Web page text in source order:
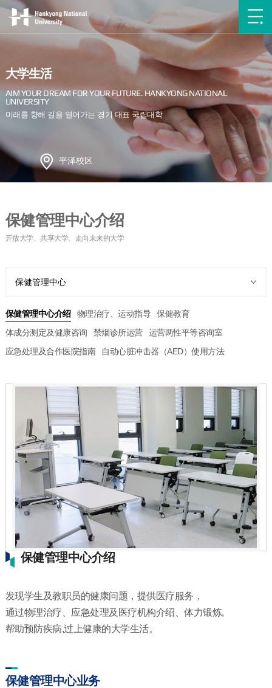
大学生活
平泽校区
保健管理中心介绍
保健管理中心
保健管理中心介绍 物理治疗、运动指导
保健教育
体成分测定及健康咨询
禁烟诊所运营
运营两性平等咨询室
应急处理及合作医院指南
自动心脏冲击器（AED）使用方法
保健管理中心介绍
发现学生及教职员的健康问题，提供医疗服务，
通过物理治疗、应急处理及医疗机构介绍、体力锻炼,
帮助预防疾病,过上健康的大学生活。
保健管理中心业务